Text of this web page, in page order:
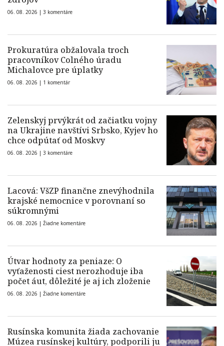
06. 08. 2026 | 3 komentáre
Prokuratúra obžalovala troch
pracovníkov Colného úradu
Michalovce pre úplatky
06. 08. 2026 | 1 komentár
Zelenskyj prvýkrát od začiatku vojny
na Ukrajine navštívi Srbsko, Kyjev ho
chce odpútať od Moskvy
06. 08. 2026 | 3 komentáre
Lacová: VšZP finančne znevýhodnila
krajské nemocnice v porovnaní so
súkromnými
06. 08. 2026 | Žiadne komentáre
Útvar hodnoty za peniaze: O
vyťaženosti ciest nerozhoduje iba
počet áut, dôležité je aj ich zloženie
06. 08. 2026 | Žiadne komentáre
Rusínska komunita žiada zachovanie
Múzea rusínskej kultúry, podporili ju